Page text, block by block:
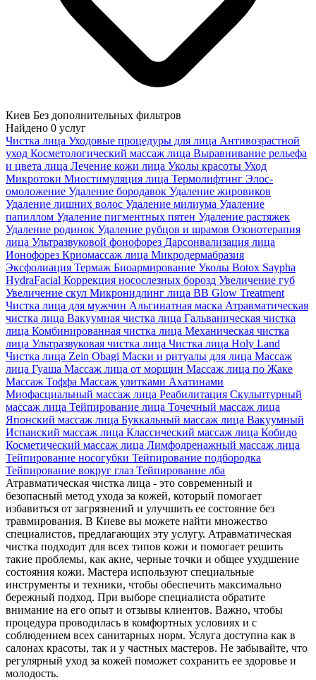
Киев Без дополнительных фильтров
Найдено 0 услуг
Чистка лица Уходовые процедуры для лица Антивозрастной
уход Косметологический массаж лица Выравнивание рельефа
и цвета лица Лечение кожи лица Уколы красоты Уход
Микротоки Миостимуляция лица Термолифтинг Элос-
омоложение Удаление бородавок Удаление жировиков
Удаление лишних волос Удаление милиума Удаление
папиллом Удаление пигментных пятен Удаление растяжек
Удаление родинок Удаление рубцов и шрамов Озонотерапия
лица Ультразвуковой фонофорез Дарсонвализация лица
Ионофорез Криомассаж лица Микродермабразия
Эксфолиация Термаж Биоармирование Уколы Botox Saypha
HydraFacial Коррекция носослезных борозд Увеличение губ
Увеличение скул Микронидлинг лица BB Glow Treatment
Чистка лица для мужчин Альгинатная маска Атравматическая
чистка лица Вакуумная чистка лица Гальваническая чистка
лица Комбинированная чистка лица Механическая чистка
лица Ультразвуковая чистка лица Чистка лица Holy Land
Чистка лица Zein Obagi Маски и ритуалы для лица Массаж
лица Гуаша Массаж лица от морщин Массаж лица по Жаке
Массаж Тоффа Массаж улитками Ахатинами
Миофасциальный массаж лица Реабилитация Скульптурный
массаж лица Тейпирование лица Точечный массаж лица
Японский массаж лица Буккальный массаж лица Вакуумный
Испанский массаж лица Классический массаж лица Кобидо
Косметический массаж лица Лимфодренажный массаж лица
Тейпирование носогубки Тейпирование подбородка
Тейпирование вокруг глаз Тейпирование лба
Атравматическая чистка лица - это современный и
безопасный метод ухода за кожей, который помогает
избавиться от загрязнений и улучшить ее состояние без
травмирования. В Киеве вы можете найти множество
специалистов, предлагающих эту услугу. Атравматическая
чистка подходит для всех типов кожи и помогает решить
такие проблемы, как акне, черные точки и общее ухудшение
состояния кожи. Мастера используют специальные
инструменты и техники, чтобы обеспечить максимально
бережный подход. При выборе специалиста обратите
внимание на его опыт и отзывы клиентов. Важно, чтобы
процедура проводилась в комфортных условиях и с
соблюдением всех санитарных норм. Услуга доступна как в
салонах красоты, так и у частных мастеров. Не забывайте, что
регулярный уход за кожей поможет сохранить ее здоровье и
молодость.